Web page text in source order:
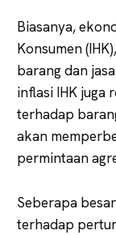
Biasanya,
Konsumen
barang dan
inflasi IHK juga
terhadap
akan
permintaan
Seberapa
terhadap